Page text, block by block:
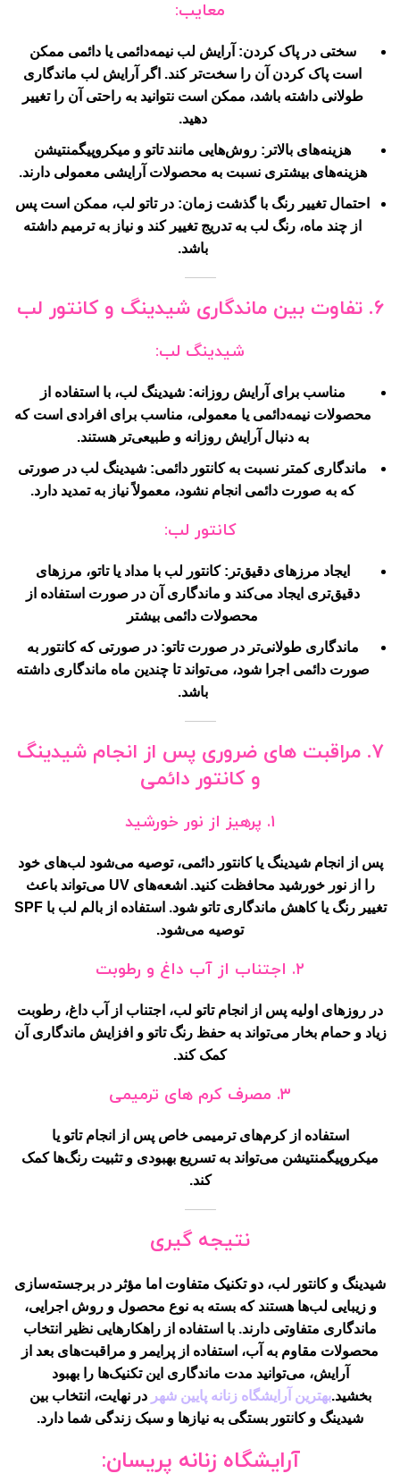
معایب:
سختی در پاک کردن: آرایش لب نیمه‌دائمی یا دائمی ممکن
است پاک کردن آن را سخت‌تر کند. اگر آرایش لب ماندگاری
طولانی داشته باشد، ممکن است نتوانید به راحتی آن را تغییر
دهید.
هزینه‌های بالاتر : روش‌هایی مانند تاتو و میکروپیگمنتیشن
هزینه‌های بیشتری نسبت به محصولات آرایشی معمولی دارند.
احتمال تغییر رنگ با گذشت زمان: در تاتو لب، ممکن است پس
از چند ماه، رنگ لب به تدریج تغییر کند و نیاز به ترمیم داشته
باشد.
۶. تفاوت بین ماندگاری شیدینگ و کانتور لب
شیدینگ لب:
مناسب برای آرایش روزانه: شیدینگ لب، با استفاده از
محصولات نیمه‌دائمی یا معمولی، مناسب برای افرادی است که
به دنبال آرایش روزانه و طبیعی‌تر هستند.
ماندگاری کمتر نسبت به کانتور دائمی: شیدینگ لب در صورتی
که به صورت دائمی انجام نشود، معمولاً نیاز به تمدید دارد.
کانتور لب:
ایجاد مرزهای دقیق‌تر : کانتور لب با مداد یا تاتو، مرزهای
دقیق‌تری ایجاد می‌کند و ماندگاری آن در صورت استفاده از
محصولات دائمی بیشتر
ماندگاری طولانی‌تر در صورت تاتو: در صورتی که کانتور به
صورت دائمی اجرا شود، می‌تواند تا چندین ماه ماندگاری داشته
باشد.
۷. مراقبت های ضروری پس از انجام شیدینگ
و کانتور دائمی
۱. پرهیز از نور خورشید
پس از انجام شیدینگ یا کانتور دائمی، توصیه می‌شود لب‌های خود
را از نور خورشید محافظت کنید. اشعه‌های UV می‌تواند باعث
تغییر رنگ یا کاهش ماندگاری تاتو شود. استفاده از بالم لب با SPF
توصیه می‌شود.
۲. اجتناب از آب داغ و رطوبت
در روزهای اولیه پس از انجام تاتو لب، اجتناب از آب داغ، رطوبت
زیاد و حمام بخار می‌تواند به حفظ رنگ تاتو و افزایش ماندگاری آن
کمک کند.
۳. مصرف کرم های ترمیمی
استفاده از کرم‌های ترمیمی خاص پس از انجام تاتو یا
میکروپیگمنتیشن می‌تواند به تسریع بهبودی و تثبیت رنگ‌ها کمک
کند.
نتیجه گیری
شیدینگ و کانتور لب، دو تکنیک متفاوت اما مؤثر در برجسته‌سازی
و زیبایی لب‌ها هستند که بسته به نوع محصول و روش اجرایی،
ماندگاری متفاوتی دارند. با استفاده از راهکارهایی نظیر انتخاب
محصولات مقاوم به آب، استفاده از پرایمر و مراقبت‌های بعد از
آرایش، می‌توانید مدت ماندگاری این تکنیک‌ها را بهبود
بخشید.بهترین آرایشگاه زنانه پایین شهر در نهایت، انتخاب بین
شیدینگ و کانتور بستگی به نیازها و سبک زندگی شما دارد.
آرایشگاه زنانه پریسان: